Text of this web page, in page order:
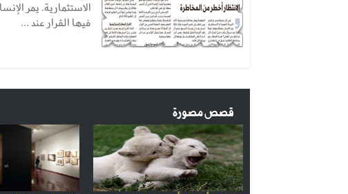
الاستثمارية، يمر
فيها القرار عند ...
قصص مصورة